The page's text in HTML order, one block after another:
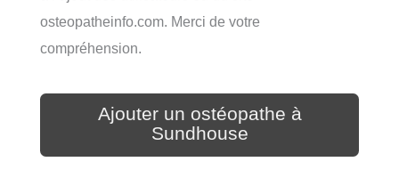
osteopatheinfo.com. Merci de votre
compréhension.
Ajouter un ostéopathe à
Sundhouse